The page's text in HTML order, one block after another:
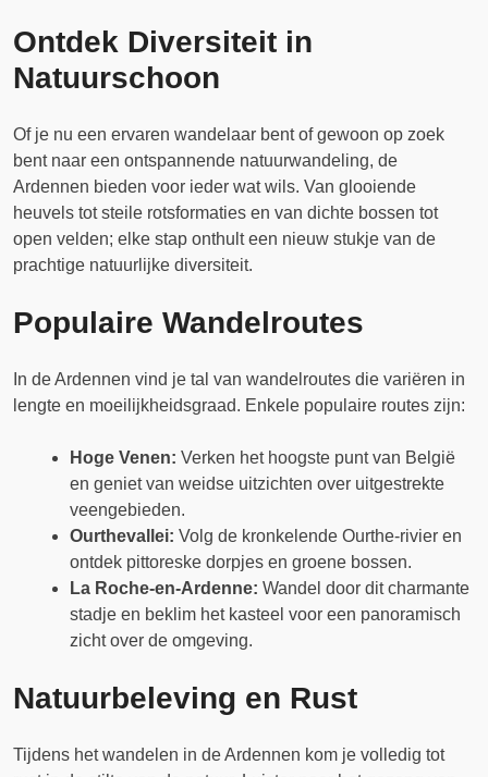
Ontdek Diversiteit in
Natuurschoon
Of je nu een ervaren wandelaar bent of gewoon op zoek
bent naar een ontspannende natuurwandeling, de
Ardennen bieden voor ieder wat wils. Van glooiende
heuvels tot steile rotsformaties en van dichte bossen tot
open velden; elke stap onthult een nieuw stukje van de
prachtige natuurlijke diversiteit.
Populaire Wandelroutes
In de Ardennen vind je tal van wandelroutes die variëren in
lengte en moeilijkheidsgraad. Enkele populaire routes zijn:
Hoge Venen: Verken het hoogste punt van België
en geniet van weidse uitzichten over uitgestrekte
veengebieden.
Ourthevallei: Volg de kronkelende Ourthe-rivier en
ontdek pittoreske dorpjes en groene bossen.
La Roche-en-Ardenne: Wandel door dit charmante
stadje en beklim het kasteel voor een panoramisch
zicht over de omgeving.
Natuurbeleving en Rust
Tijdens het wandelen in de Ardennen kom je volledig tot